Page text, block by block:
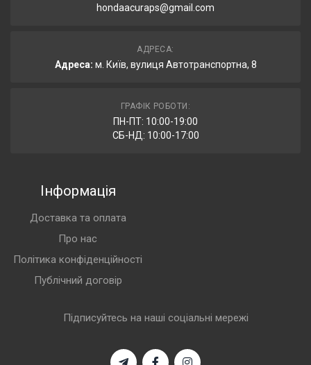
hondaacuraps@gmail.com
АДРЕСА:
Адреса: м. Київ, вулиця Автотранспортна, 8
ГРАФІК РОБОТИ:
ПН-ПТ: 10:00-19:00
СБ-НД: 10:00-17:00
Інформація
Доставка та оплата
Про нас
Політика конфіденційності
Публічний договір
Підписуйтесь на наші соціальні мережі